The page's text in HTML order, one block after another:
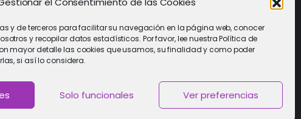
y de terceros para facilitar su navegación en la página web, conocer
y recopilar datos estadísticos. Por favor, lee nuestra Política de
mayor detalle las cookies que usamos, su finalidad y como poder
si así lo considera.
Solo funcionales Ver preferencias
Solicitar cita con un especialista